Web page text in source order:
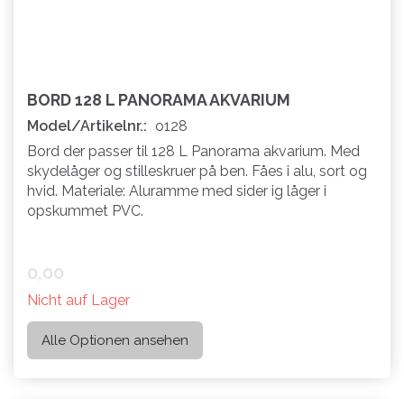
BORD 128 L PANORAMA AKVARIUM
Model/Artikelnr.: o128
Bord der passer til 128 L Panorama akvarium. Med
skydelåger og stilleskruer på ben. Fåes i alu, sort og
hvid. Materiale: Aluramme med sider ig låger i
opskummet PVC.
0,00
Nicht auf Lager
Alle Optionen ansehen